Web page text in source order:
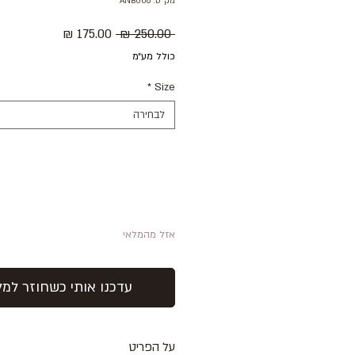
‏250.00 ‏₪
מחיר
כולל מע״מ
Size
*
לבחירה
אזל מהמלאי
עדכנו אותי כשחוזר
על הפריט